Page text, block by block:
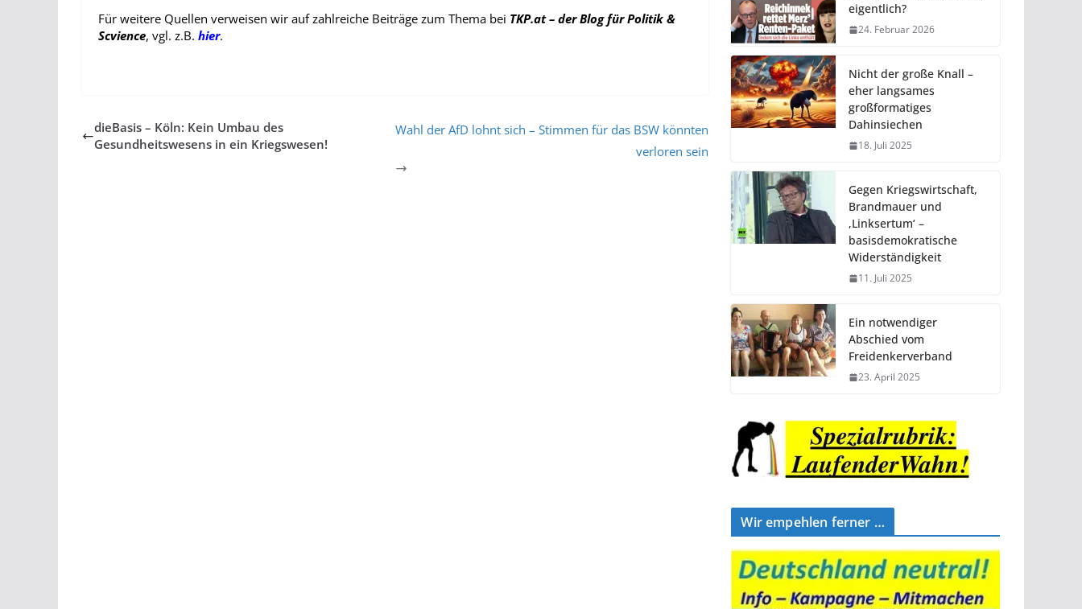
Für weitere Quellen verweisen wir auf zahlreiche Beiträge zum Thema bei TKP.at – der Blog für Politik &
Scvience, vgl. z.B. hier.
dieBasis – Köln: Kein Umbau des
Gesundheitswesens in ein Kriegswesen!
Wahl der AfD lohnt sich – Stimmen für das BSW könnten
verloren sein
eigentlich?
24. Februar 2026
Nicht der große Knall –
eher langsames
großformatiges
Dahinsiechen
18. Juli 2025
Gegen Kriegswirtschaft,
Brandmauer und
‚Linksertum‘ –
basisdemokratische
Widerständigkeit
11. Juli 2025
Ein notwendiger
Abschied vom
Freidenkerverband
23. April 2025
Wir empehlen ferner …